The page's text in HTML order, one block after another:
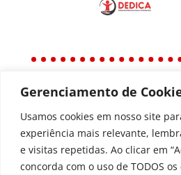
Gerenciamento de
Usamos cookies em nosso site
experiência mais relevante,
e visitas repetidas. Ao clicar em
concorda com o uso de TODOS
Política de
Política de